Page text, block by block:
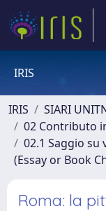
IRIS
IRIS
SIARI
02 Contributo
02.1 Saggio
(Essay or Book
Roma: la